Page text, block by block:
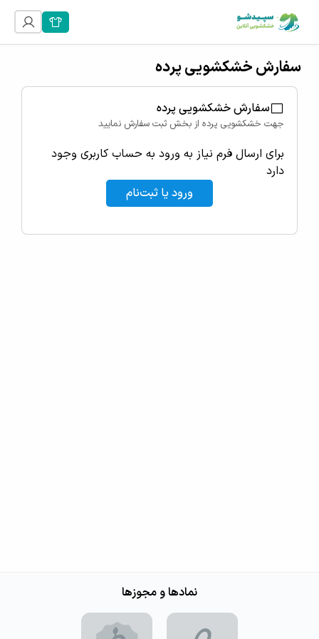
سفارش خشکشویی پرده
سفارش خشکشویی پرده
جهت خشکشویی پرده از بخش ثبت سفارش نمایید
برای ارسال فرم نیاز به ورود به حساب کاربری وجود
دارد
ورود یا ثبت‌نام
نمادها و مجوزها